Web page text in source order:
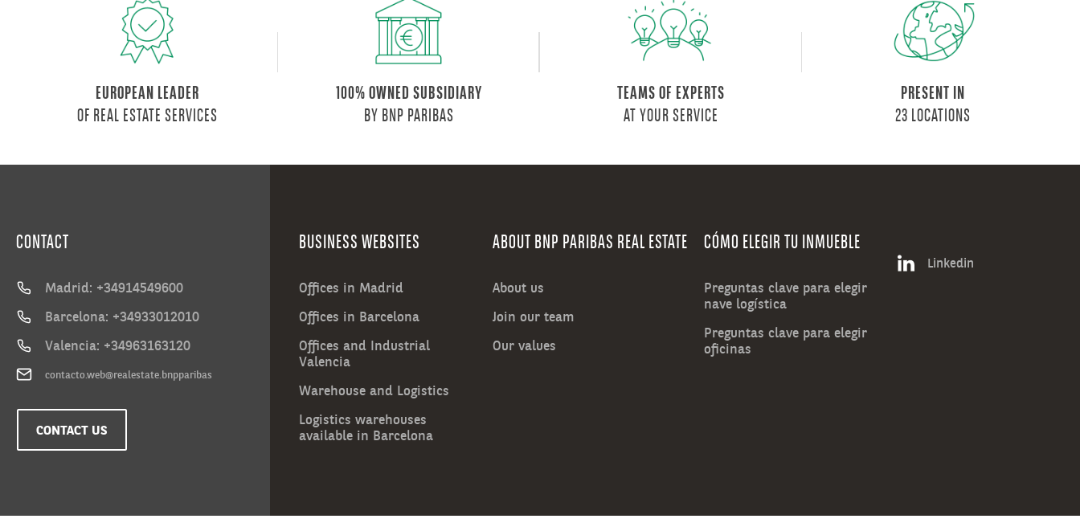
EUROPEAN LEADER
OF REAL ESTATE SERVICES
100% OWNED SUBSIDIARY
BY BNP PARIBAS
TEAMS OF EXPERTS
AT YOUR SERVICE
PRESENT IN
23 LOCATIONS
CONTACT
Madrid: +34914549600
Barcelona: +34933012010
Valencia: +34963163120
contacto.web@realestate.bnpparibas
CONTACT US
BUSINESS WEBSITES
Offices in Madrid
Offices in Barcelona
Offices and Industrial
Valencia
Warehouse and Logistics
Logistics warehouses
available in Barcelona
ABOUT BNP PARIBAS REAL ESTATE
About us
Join our team
Our values
CÓMO ELEGIR TU INMUEBLE
Preguntas clave para elegir
nave logística
Preguntas clave para elegir
oficinas
Linkedin